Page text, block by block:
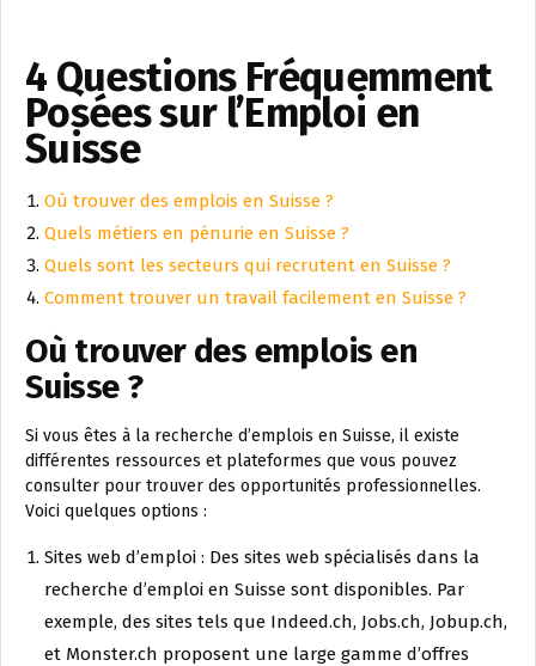
4 Questions Fréquemment
Posées sur l’Emploi en
Suisse
Où trouver des emplois en Suisse ?
Quels métiers en pénurie en Suisse ?
Quels sont les secteurs qui recrutent en Suisse ?
Comment trouver un travail facilement en Suisse ?
Où trouver des emplois en
Suisse ?
Si vous êtes à la recherche d’emplois en Suisse, il existe
différentes ressources et plateformes que vous pouvez
consulter pour trouver des opportunités professionnelles.
Voici quelques options :
Sites web d’emploi : Des sites web spécialisés dans la
recherche d’emploi en Suisse sont disponibles. Par
exemple, des sites tels que Indeed.ch, Jobs.ch, Jobup.ch,
et Monster.ch proposent une large gamme d’offres